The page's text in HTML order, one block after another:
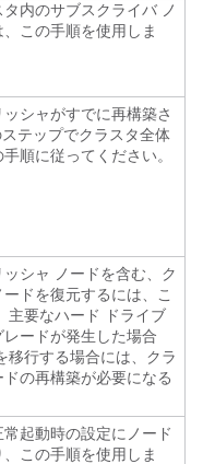
タ内のサブスクライバ ノ
この手順を使用しま
ッシャがすでに再構築さ
テップでクラスタ全体
順に従ってください。
ッシャ ノードを含む、ク
ドを復元するには、こ
主要なハード ドライブ
ードが発生した場合
移行する場合には、クラ
の再構築が必要になる
常起動時の設定にノード
この手順を使用しま